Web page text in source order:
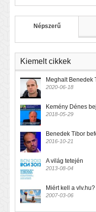
Népszerű
Kiemelt cikkek
Meghalt Benedek
2020-06-18
Kemény Dénes
2018-05-29
Benedek Tibor
2016-10-21
A világ tetején
2013-08-04
Miért kell a vlv.hu?
2007-03-06